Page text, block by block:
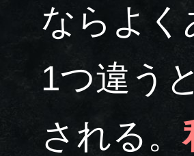
ならよ
1つ違う
される。